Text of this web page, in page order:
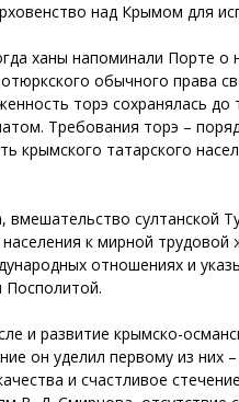
над Крымом для
ханы напоминали Порте о
обычного права
торэ сохранялась до
Требования торэ –
крымского татарского
султанской
к мирной
отношениях и
Посполитой.
и развитие крымско-
он уделил первому из них
и счастливое